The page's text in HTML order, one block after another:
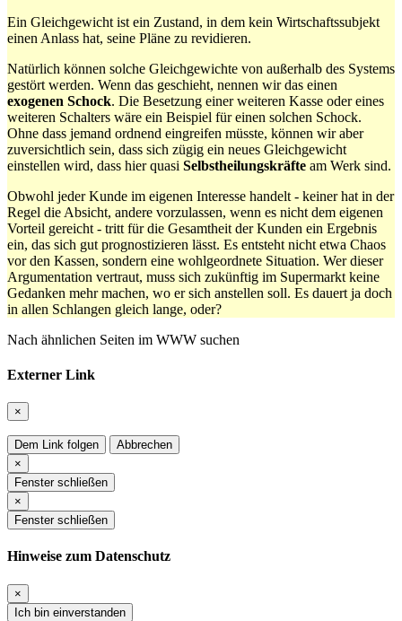
Ein Gleichgewicht ist ein Zustand, in dem kein Wirtschaftssubjekt
einen Anlass hat, seine Pläne zu revidieren.
Natürlich können solche Gleichgewichte von außerhalb des Systems
gestört werden. Wenn das geschieht, nennen wir das einen
exogenen Schock. Die Besetzung einer weiteren Kasse oder eines
weiteren Schalters wäre ein Beispiel für einen solchen Schock.
Ohne dass jemand ordnend eingreifen müsste, können wir aber
zuversichtlich sein, dass sich zügig ein neues Gleichgewicht
einstellen wird, dass hier quasi Selbstheilungskräfte am Werk sind.
Obwohl jeder Kunde im eigenen Interesse handelt - keiner hat in der
Regel die Absicht, andere vorzulassen, wenn es nicht dem eigenen
Vorteil gereicht - tritt für die Gesamtheit der Kunden ein Ergebnis
ein, das sich gut prognostizieren lässt. Es entsteht nicht etwa Chaos
vor den Kassen, sondern eine wohlgeordnete Situation. Wer dieser
Argumentation vertraut, muss sich zukünftig im Supermarkt keine
Gedanken mehr machen, wo er sich anstellen soll. Es dauert ja doch
in allen Schlangen gleich lange, oder?
Nach ähnlichen Seiten im WWW suchen
Externer Link
×
Dem Link folgen
Abbrechen
×
Fenster schließen
×
Fenster schließen
Hinweise zum Datenschutz
×
Ich bin einverstanden